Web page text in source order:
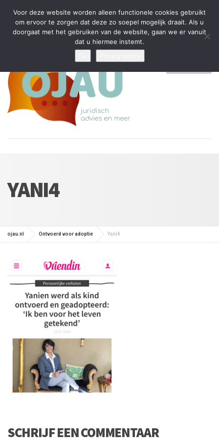
Tijdelijke stop: wegens drukte kan ik beperkt nieuwe zaken aannemen
en vragen beantwoorden
Algemene Voorwaarden
Disclaimer Privacybeleid
YANI4
ojau.nl Ontvoerd voor adoptie Yani4
SCHRIJF EEN COMMENTAAR
Voor deze website worden alleen functionele cookies gebruikt
om ervoor te zorgen dat deze zo soepel mogelijk draait. Als u
doorgaat met het gebruiken van de website, gaan we er vanuit
dat u hiermee instemt.